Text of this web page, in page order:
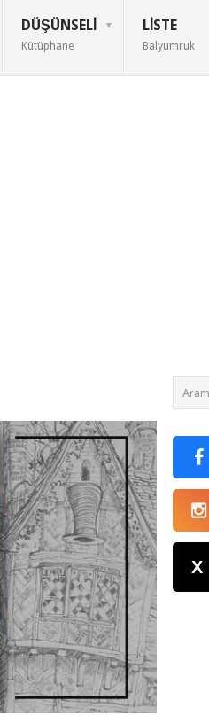
DÜŞÜNSELI
Kütüphane
LISTE
Balyumruk
X